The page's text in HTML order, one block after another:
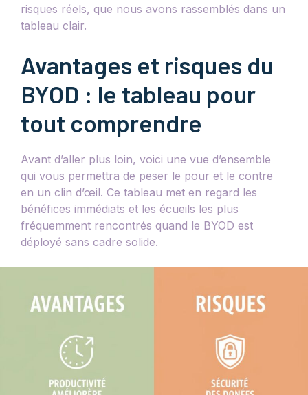
risques réels, que nous avons rassemblés dans un
tableau clair.
Avantages et risques du
BYOD : le tableau pour
tout comprendre
Avant d’aller plus loin, voici une vue d’ensemble
qui vous permettra de peser le pour et le contre
en un clin d’œil. Ce tableau met en regard les
bénéfices immédiats et les écueils les plus
fréquemment rencontrés quand le BYOD est
déployé sans cadre solide.